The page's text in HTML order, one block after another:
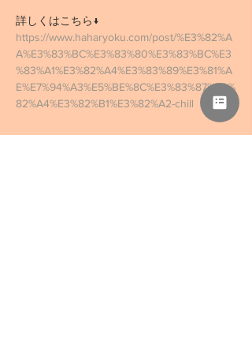
詳しくはこちら↓
https://www.haharyoku.com/post/%E3%82%A
A%E3%83%BC%E3%83%80%E3%83%BC%E3
%83%A1%E3%82%A4%E3%83%89%E3%81%A
E%E7%94%A3%E5%BE%8C%E3%83%87%E3%
82%A4%E3%82%B1%E3%82%A2-chill